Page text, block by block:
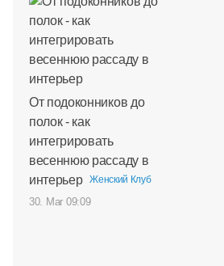
От подоконников до
полок - как
интегрировать
весеннюю рассаду в
интерьер
Женский Клуб
30. Mar 09:09